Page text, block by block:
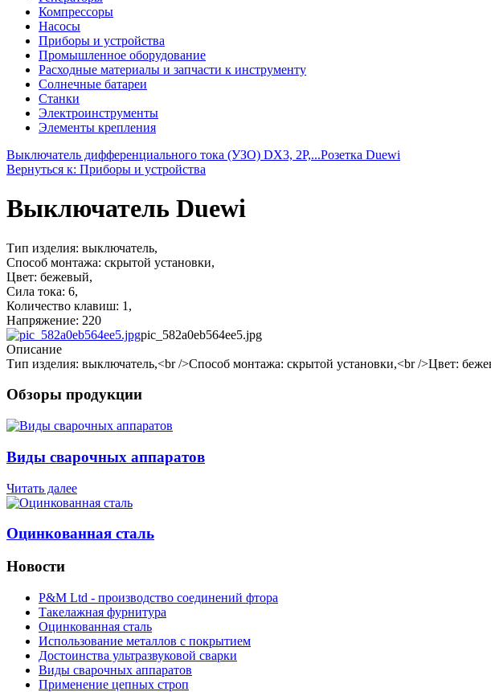
Компрессоры
Насосы
Приборы и устройства
Промышленное оборудование
Расходные материалы и запчасти к инструменту
Солнечные батареи
Станки
Электроинструменты
Элементы крепления
Выключатель дифференциального тока (УЗО) DX3, 2P,...Розетка Duewi
Вернуться к: Приборы и устройства
Выключатель Duewi
Тип изделия: выключатель,
Способ монтажа: скрытой установки,
Цвет: бежевый,
Сила тока: 6,
Количество клавиш: 1,
Напряжение: 220
pic_582a0eb564ee5.jpg
Описание
Тип изделия: выключатель,<br />Способ монтажа: скрытой установки,<br />Цвет:
Обзоры продукции
Виды сварочных аппаратов
Читать далее
Оцинкованная сталь
Новости
P&M Ltd - производство соединений фтора
Такелажная фурнитура
Оцинкованная сталь
Использование металлов с покрытием
Достоинства ультразвуковой сварки
Виды сварочных аппаратов
Применение цепных строп